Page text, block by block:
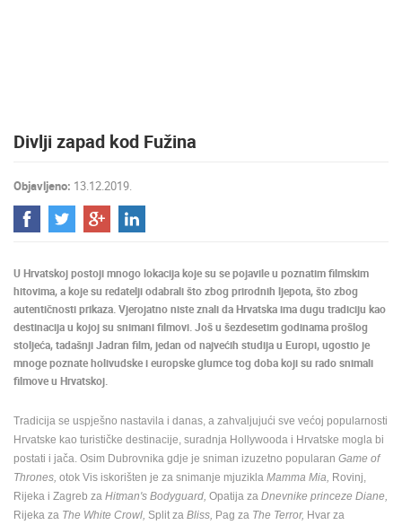
WEB
KAMERE
TERMS OF
USE
PRIVACY
BANERI
HRVATSKI
Divlji zapad kod Fužina
Objavljeno: 13.12.2019.
U Hrvatskoj postoji mnogo lokacija koje su se pojavile u poznatim filmskim
hitovima, a koje su redatelji odabrali što zbog prirodnih ljepota, što zbog
autentičnosti prikaza. Vjerojatno niste znali da Hrvatska ima dugu tradiciju kao
destinacija u kojoj su snimani filmovi. Još u šezdesetim godinama prošlog
stoljeća, tadašnji Jadran film, jedan od najvećih studija u Europi, ugostio je
mnoge poznate holivudske i europske glumce tog doba koji su rado snimali
filmove u Hrvatskoj.
Tradicija se uspješno nastavila i danas, a zahvaljujući sve većoj popularnosti
Hrvatske kao turističke destinacije, suradnja Hollywooda i Hrvatske mogla bi
postati i jača. Osim Dubrovnika gdje je sniman izuzetno popularan Game of
Thrones, otok Vis iskorišten je za snimanje mjuzikla Mamma Mia, Rovinj,
Rijeka i Zagreb za Hitman's Bodyguard, Opatija za Dnevnike princeze Diane,
Rijeka za The White Crowl, Split za Bliss, Pag za The Terror, Hvar za